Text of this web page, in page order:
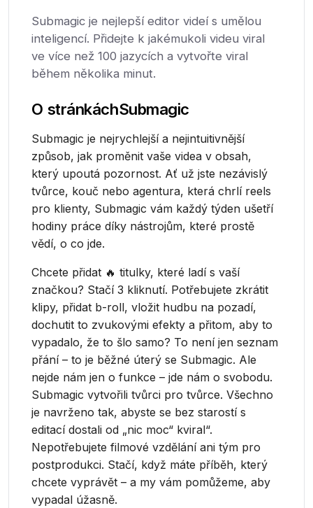
Submagic je nejlepší editor videí s umělou
inteligencí. Přidejte k jakémukoli videu viral
ve více než 100 jazycích a vytvořte viral
během několika minut.
O stránkáchSubmagic
Submagic je nejrychlejší a nejintuitivnější
způsob, jak proměnit vaše videa v obsah,
který upoutá pozornost. Ať už jste nezávislý
tvůrce, kouč nebo agentura, která chrlí reels
pro klienty, Submagic vám každý týden ušetří
hodiny práce díky nástrojům, které prostě
vědí, o co jde.
Chcete přidat 🔥 titulky, které ladí s vaší
značkou? Stačí 3 kliknutí. Potřebujete zkrátit
klipy, přidat b-roll, vložit hudbu na pozadí,
dochutit to zvukovými efekty a přitom, aby to
vypadalo, že to šlo samo? To není jen seznam
přání – to je běžné úterý se Submagic. Ale
nejde nám jen o funkce – jde nám o svobodu.
Submagic vytvořili tvůrci pro tvůrce. Všechno
je navrženo tak, abyste se bez starostí s
editací dostali od „nic moc“ kviral“.
Nepotřebujete filmové vzdělání ani tým pro
postprodukci. Stačí, když máte příběh, který
chcete vyprávět – a my vám pomůžeme, aby
vypadal úžasně.